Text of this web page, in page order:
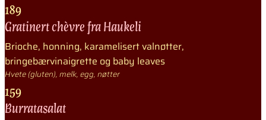
189
Gratinert chèvre fra Haukeli
Brioche, honning, karamelisert valnøtter,
bringebærvinaigrette og baby leaves
Hvete (gluten), melk, egg, nøtter
159
Burratasalat